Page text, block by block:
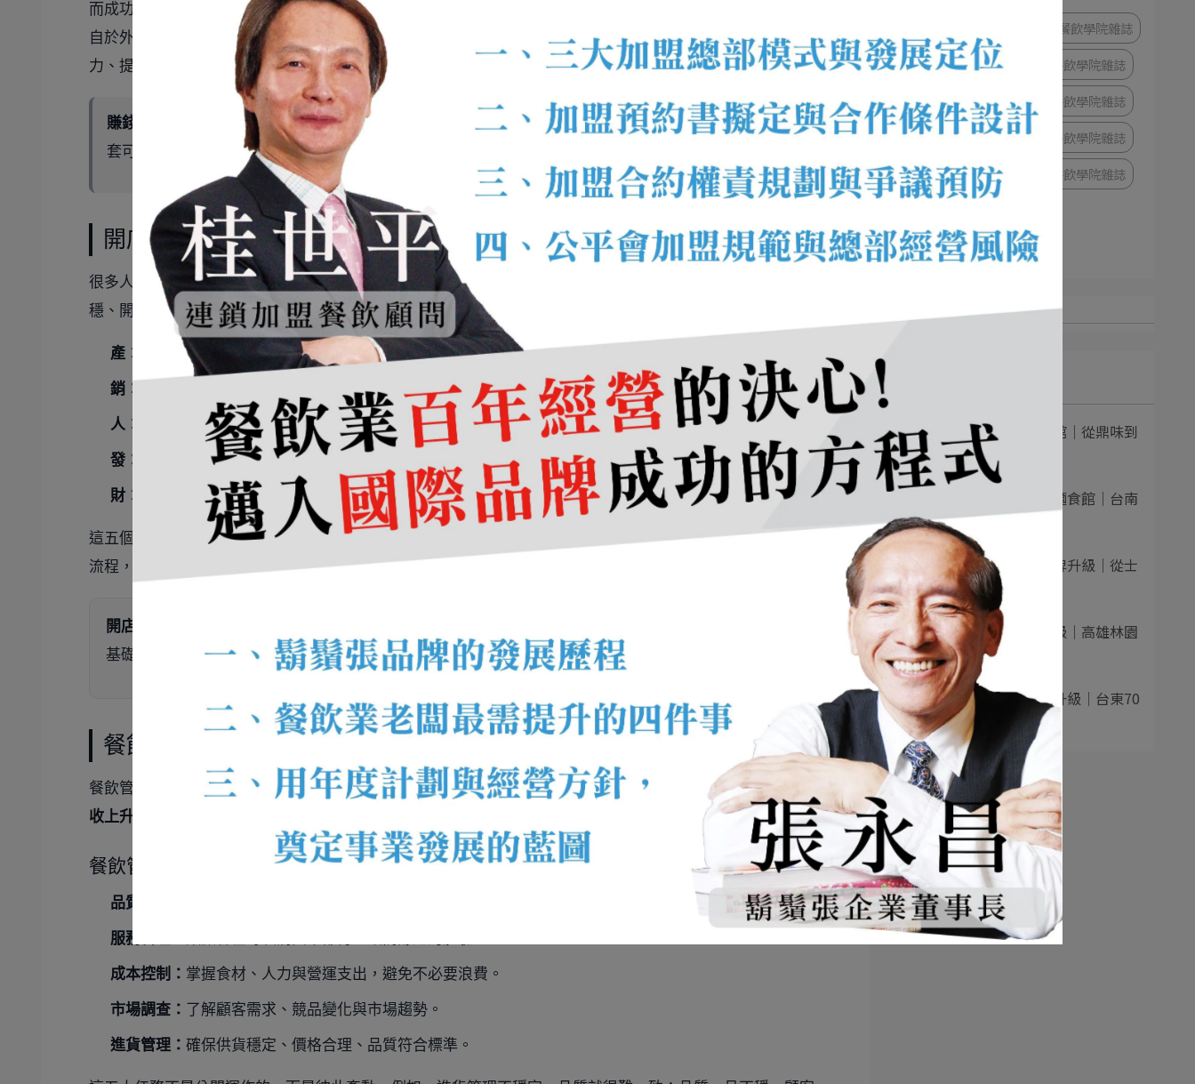
而成功商業模式的基礎，並不是老闆覺得自己想賣什麼，而是
自於外部環境改變，例如消費習慣轉向、物價上漲、通路改變、競爭加劇等。也因此，經營者若能提高觀察
力、提早發現變化，就更有機會及早應對，進一步創造出新的商機。
賺錢的餐廳，不只是產品好吃，而是它的商業模式能持續解決市場問題，並且把每一個經營環節都串成一
套可運作的系統。
開店賺錢前，必須先搞定的五件事：產、銷、人、發、財
很多人創業時最先想到的是菜單或裝潢，但真正攸關開店成敗的，往往是更基本的經營底盤。若想把店開得
穩、開得久、開得會賺，創業前一定要先搞定五件事，也就是：
產： 產品與出餐系統是否穩定。
銷： 通路、曝光與成交方式是否清楚。
人： 人力配置、管理與訓練是否到位。
發： 產品開發與優化能力是否持續。
財： 財務結構、成本控管與現金流是否健康。
這五個面向缺一不可，因為再好的餐點，如果沒有銷售方式，賣不出去；再多的客人，如果沒有穩定的人力與
流程，也撐不起來；即使短期賺錢，若沒有財務管理，最終仍可能陷入危機。
開店不是先把店開起來再慢慢想，
基礎。
餐飲管理五大任務：把營收拉高，把成本壓下來
餐飲管理的核心任務，其實可以整理成五大項。這五大任務相互串連，最終目的都是幫助餐廳做到三件事：
收上升、成本下降、費用降低
餐飲管理五大任務
品質管理：
服務管理：
成本控制： 掌握食材、人力與營運支出，避免不必要浪費。
市場調查： 了解顧客需求、競品變化與市場趨勢。
進貨管理： 確保供貨穩定、價格合理、品質符合標準。
9期餐飲學院雜誌
8期餐飲學院雜誌
7期餐飲學院雜誌
6期餐飲學院雜誌
5期餐飲學院雜誌
4期餐飲學院雜誌
3期餐飲學院雜誌
2期餐飲學院雜誌
1期餐飲學院雜誌
44期餐飲學院雜誌
1
一面之緣襄楚麵食館｜從鼎味到
情感型品牌：⋯
合旺鍋貼・水餃・麵食館｜台南
老店品牌化升⋯
不萊梅義大利麵品牌升級｜從士
林創始店出發⋯
4 小月半麦面品牌升級｜高雄林園
最漂亮的麵食⋯
5 老東台米苔目品牌升級｜台東70
年老店再造⋯